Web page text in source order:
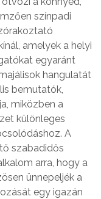
színpadi
amelyek a helyi
egyaránt
hangulatát
bemutatók,
miközben a
különleges
A
szabadidős
arra, hogy a
ünnepeljék a
egy igazán